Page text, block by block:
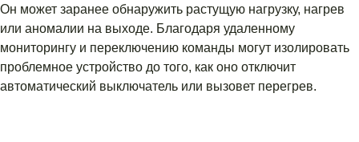
Он может заранее обнаружить растущую нагрузку, нагрев
или аномалии на выходе. Благодаря удаленному
мониторингу и переключению команды могут изолировать
проблемное устройство до того, как оно отключит
автоматический выключатель или вызовет перегрев.